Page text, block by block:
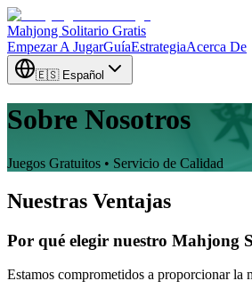
Mahjong Solitario Gratis
Empezar A JugarGuíaEstrategiaAcerca De
🇪🇸 Español
Sobre Nosotros
Juegos Gratuitos • Servicio de Calidad
Nuestras Ventajas
Por qué elegir nuestro Mahjong
Estamos comprometidos a proporcionar